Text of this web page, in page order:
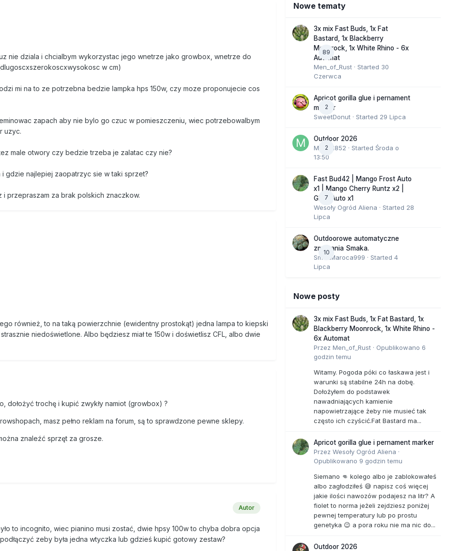
nie dziala i chcialbym wykorzystac jego wnetrze jako growbox, wnetrze do
w cm)
mi na to ze potrzebna bedzie lampka hps 150w, czy moze proponujecie cos
zapach aby nie bylo go czuc w pomieszczeniu, wiec potrzebowalbym
uzyc.
male otwory czy bedzie trzeba je zalatac czy nie?
gdzie najlepiej zaopatrzyc sie w taki sprzet?
przepraszam za brak polskich znaczkow.
również, to na taką powierzchnie (ewidentny prostokąt) jedna lampa to kiepski
niedoświetlone. Albo będziesz miał te 150w i doświetlisz CFL, albo dwie
dołożyć trochę i kupić zwykły namiot (growbox) ?
masz pełno reklam na forum, są to sprawdzone pewne sklepy.
znaleźć sprzęt za grosze.
Autor
to incognito, wiec pianino musi zostać, dwie hpsy 100w to chyba dobra opcja
zeby była jedna wtyczka lub gdzieś kupić gotowy zestaw?
Nowe tematy
89
3x mix Fast Buds, 1x Fat
Bastard, 1x Blackberry
Moonrock, 1x White Rhino - 6x
Automat
Men_of_Rust · Started 30
Czerwca
2
Apricot gorilla glue i pernament
marker
SweetDonut · Started 29 Lipca
2
Outdoor 2026
Marcel852 · Started Środa o
13:50
7
Fast Bud42 | Mango Frost Auto
x1 | Mango Cherry Runtz x2 |
GMO Auto x1
Wesoły Ogród Aliena · Started 28
Lipca
10
Outdoorowe automatyczne
zmagania Smaka.
SmakMaroca999 · Started 4
Lipca
Nowe posty
3x mix Fast Buds, 1x Fat Bastard, 1x
Blackberry Moonrock, 1x White Rhino -
6x Automat
Przez Men_of_Rust · Opublikowano 6
godzin temu
Witamy. Pogoda póki co łaskawa jest i
warunki są stabilne 24h na dobę.
Dołożyłem do podstawek
nawadniających kamienie
napowietrzające żeby nie musieć tak
często ich czyścić.Fat Bastard ma...
Apricot gorilla glue i pernament marker
Przez Wesoły Ogród Aliena ·
Opublikowano 9 godzin temu
Siemano 👊 kolego albo je zablokowałeś
albo zagłodziłeś 😅 napisz coś więcej
jakie ilości nawozów podajesz na litr? A
fiolet to norma jeżeli zejdziesz poniżej
pewnej temperatury lub po prostu
genetyka 😉 a pora roku nie ma nic do...
Outdoor 2026